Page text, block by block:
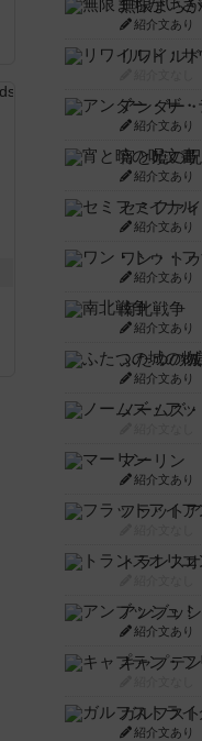
無限まち
紹介文あり
紹介文あり
宵と暁の
紹介文あり
紹介文あり
ワン・ト
紹介文あり
南北戦争
紹介文あり
ふたつの
紹介文あり
ノームズ
マーリン
紹介文あり
フラット
紹介文あり
ガルフス
紹介文あり